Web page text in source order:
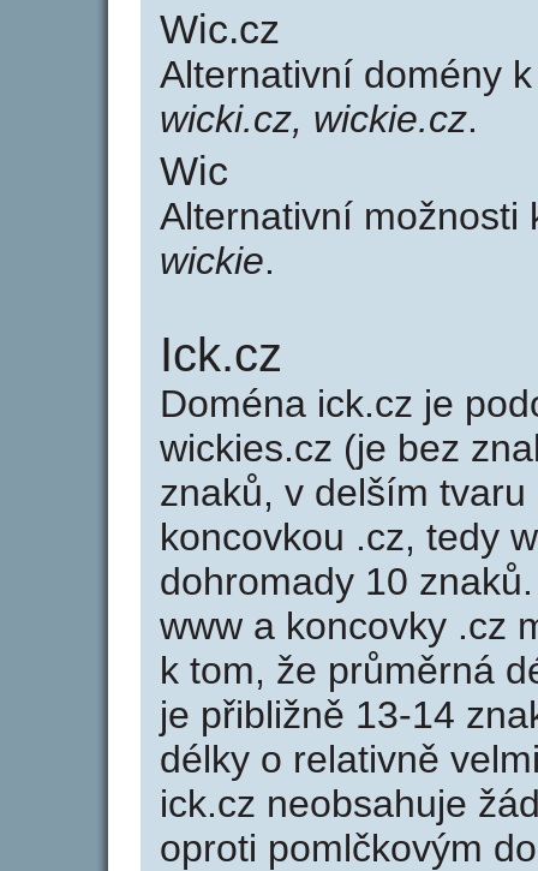
Wic.cz
Alternativní domény
wicki.cz, wickie.cz.
Wic
Alternativní možnosti
wickie.
Ick.cz
Doména ick.cz je
wickies.cz (je bez
znaků, v delším
koncovkou .cz, tedy
dohromady 10
www a koncovky .cz
k tom, že průměrná
je přibližně 13-14
délky o relativně
ick.cz neobsahuje
oproti pomlčkovým